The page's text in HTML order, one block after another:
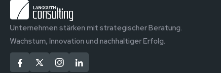
Unternehmen stärken mit strategischer Beratung.
Wachstum, Innovation und nachhaltiger Erfolg.